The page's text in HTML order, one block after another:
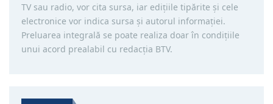
TV sau radio, vor cita sursa, iar ediţiile tipărite și cele
electronice vor indica sursa şi autorul informaţiei.
Preluarea integrală se poate realiza doar în condiţiile
unui acord prealabil cu redacţia BTV.